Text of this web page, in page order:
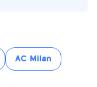
AC Milan